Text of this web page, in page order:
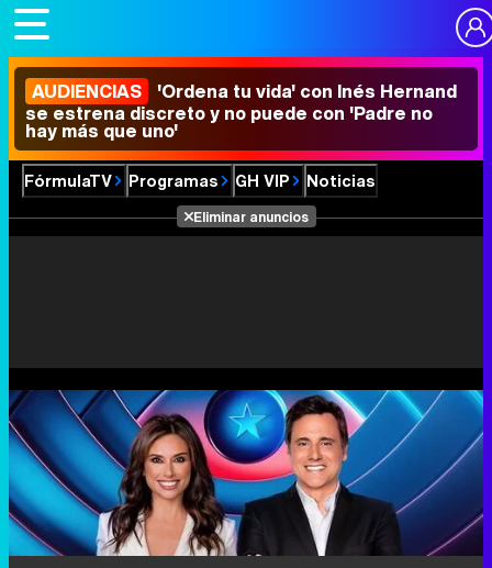
AUDIENCIAS 'Ordena tu vida' con Inés Hernand
se estrena discreto y no puede con 'Padre no
hay más que uno'
FórmulaTV Programas GH VIP Noticias
Eliminar anuncios